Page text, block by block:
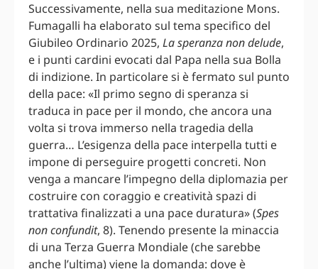
Successivamente, nella sua meditazione Mons.
Fumagalli ha elaborato sul tema specifico del
Giubileo Ordinario 2025, La speranza non delude,
e i punti cardini evocati dal Papa nella sua Bolla
di indizione. In particolare si è fermato sul punto
della pace: «Il primo segno di speranza si
traduca in pace per il mondo, che ancora una
volta si trova immerso nella tragedia della
guerra… L’esigenza della pace interpella tutti e
impone di perseguire progetti concreti. Non
venga a mancare l’impegno della diplomazia per
costruire con coraggio e creatività spazi di
trattativa finalizzati a una pace duratura» (Spes
non confundit, 8). Tenendo presente la minaccia
di una Terza Guerra Mondiale (che sarebbe
anche l’ultima) viene la domanda: dove è